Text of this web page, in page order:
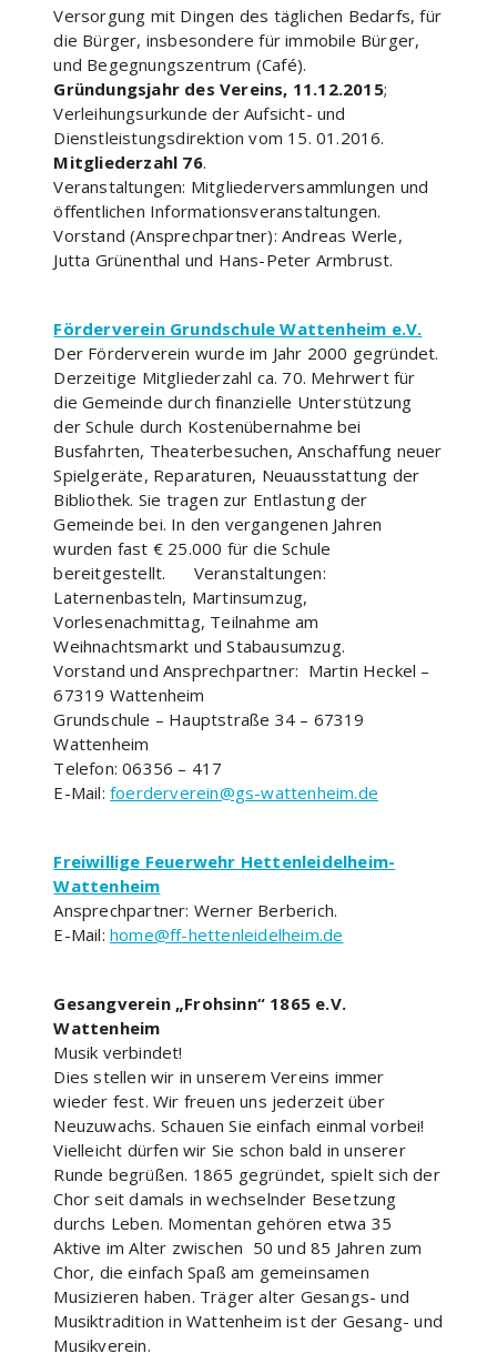
Versorgung mit Dingen des täglichen Bedarfs, für
die Bürger, insbesondere für immobile Bürger,
und Begegnungszentrum (Café).
Gründungsjahr des Vereins, 11.12.2015;
Verleihungsurkunde der Aufsicht- und
Dienstleistungsdirektion vom 15. 01.2016.
Mitgliederzahl 76.
Veranstaltungen: Mitgliederversammlungen und
öffentlichen Informationsveranstaltungen.
Vorstand (Ansprechpartner): Andreas Werle,
Jutta Grünenthal und Hans-Peter Armbrust.
Förderverein Grundschule Wattenheim e.V.
Der Förderverein wurde im Jahr 2000 gegründet.
Derzeitige Mitgliederzahl ca. 70. Mehrwert für
die Gemeinde durch finanzielle Unterstützung
der Schule durch Kostenübernahme bei
Busfahrten, Theaterbesuchen, Anschaffung neuer
Spielgeräte, Reparaturen, Neuausstattung der
Bibliothek. Sie tragen zur Entlastung der
Gemeinde bei. In den vergangenen Jahren
wurden fast € 25.000 für die Schule
bereitgestellt. Veranstaltungen:
Laternenbasteln, Martinsumzug,
Vorlesenachmittag, Teilnahme am
Weihnachtsmarkt und Stabausumzug.
Vorstand und Ansprechpartner: Martin Heckel –
67319 Wattenheim
Grundschule – Hauptstraße 34 – 67319
Wattenheim
Telefon: 06356 – 417
E-Mail:foerderverein@gs-wattenheim.de
Freiwillige Feuerwehr Hettenleidelheim-
Wattenheim
Ansprechpartner: Werner Berberich.
E-Mail:home@ff-hettenleidelheim.de
Gesangverein „Frohsinn“ 1865 e.V.
Wattenheim
Musik verbindet!
Dies stellen wir in unserem Vereins immer
wieder fest. Wir freuen uns jederzeit über
Neuzuwachs. Schauen Sie einfach einmal vorbei!
Vielleicht dürfen wir Sie schon bald in unserer
Runde begrüßen. 1865 gegründet, spielt sich der
Chor seit damals in wechselnder Besetzung
durchs Leben. Momentan gehören etwa 35
Aktive im Alter zwischen 50 und 85 Jahren zum
Chor, die einfach Spaß am gemeinsamen
Musizieren haben. Träger alter Gesangs- und
Musiktradition in Wattenheim ist der Gesang- und
Musikverein.